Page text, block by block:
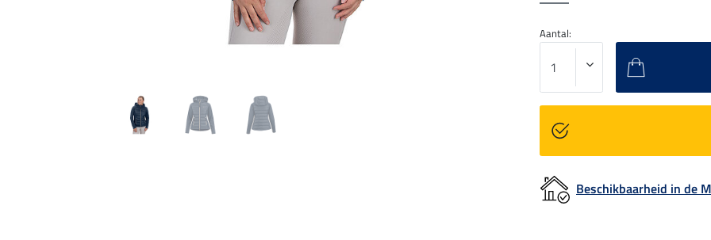
Aantal:
Beschikbaarheid in de